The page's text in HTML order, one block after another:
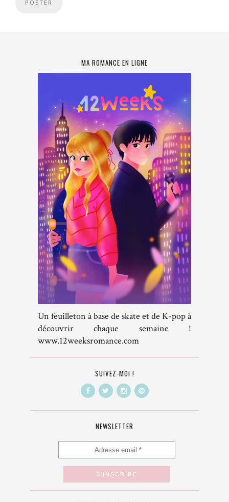
MA ROMANCE EN LIGNE
Un feuilleton à base de skate et de K-pop à
découvrir chaque semaine !
www.12weeksromance.com
SUIVEZ-MOI !
NEWSLETTER